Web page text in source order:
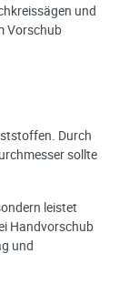
und
Vorschub
Durch
sollte
leistet
Handvorschub
und